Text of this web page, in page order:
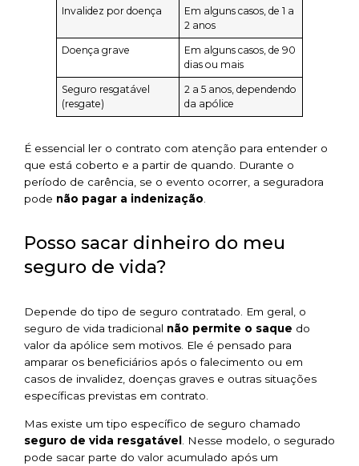
Invalidez por doença
Em alguns casos, de 1 a
2 anos
Doença grave
Em alguns casos, de 90
dias ou mais
Seguro resgatável
(resgate)
2 a 5 anos, dependendo
da apólice
É essencial ler o contrato com atenção para entender o
que está coberto e a partir de quando. Durante o
período de carência, se o evento ocorrer, a seguradora
pode não pagar a indenização
Posso sacar dinheiro do meu
seguro de vida?
Depende do tipo de seguro contratado. Em geral, o
seguro de vida tradicional não permite o saque do
valor da apólice sem motivos. Ele é pensado para
amparar os beneficiários após o falecimento ou em
casos de invalidez, doenças graves e outras situações
específicas previstas em contrato.
Mas existe um tipo específico de seguro chamado
seguro de vida resgatável
. Nesse modelo, o segurado
pode sacar parte do valor acumulado após um